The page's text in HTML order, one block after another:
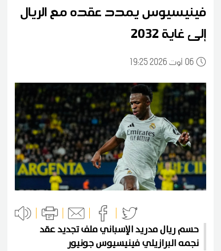
فينيسيوس يمدد عقده مع الريال
إلى غاية 2032
0619:25 2026 أوت
حسم ريال مدريد الإسباني ملف تجديد عقد
نجمه البرازيلي فينيسيوس جونيور